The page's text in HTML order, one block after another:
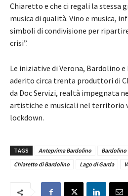
Chiaretto e che ci regali la stessa
musica di qualità. Vino e musica,
simboli di condivisione per
crisi”.
Le iniziative di Verona, Bardolino e
aderito circa trenta produttori di
da Doc Servizi, realtà impegnata
artistiche e musicali nel territorio
lockdown.
TAGS Anteprima Bardolino Bardolino
Chiaretto di Bardolino
Lago di Garda